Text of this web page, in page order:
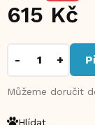
615 Kč
Můžeme doručit
Hlídat